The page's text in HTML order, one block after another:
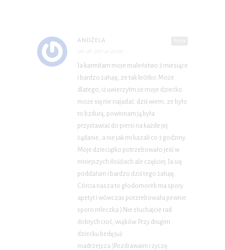
ANDŻELA
Ja karmiłam moje maleństwo 3 miesiące
i bardzo żałuję, ze tak krótko. Może
dlatego, iż uwierzyłm że moje dziecko
może się nie najadać. dziś wiem, ze było
to bzdurą, powinnam ją była
przystawiać do piersi na każde jej
żądanie, a nie jak mi kazali co 3 godziny.
Moje dzieciątko potrzebowało jeść w
mniejszych ilośćiach ale częściej. Ja się
poddałam i bardzo dziś tego żałuję.
Córcia nasza to głodomorek ma spory
apetyt i wówczas potzrebowała pewnie
sporo mleczka:) Nie słuchajcie rad
dobrych cioć, wujków. Przy drugim
dziecku bedę już
madrzejsza:)Pozdrawaim i życzę